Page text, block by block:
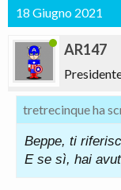
18 Giugno 2021
AR147
tretrecinque ha
Beppe, ti
E se sì, hai